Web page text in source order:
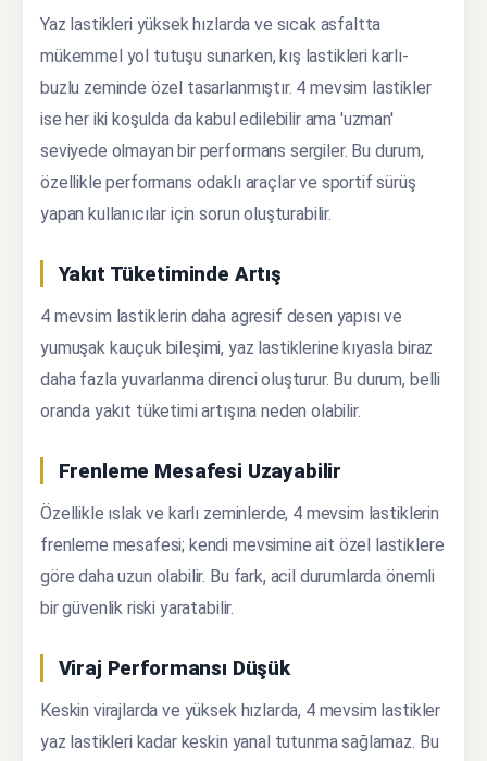
Yaz lastikleri yüksek hızlarda ve sıcak asfaltta
mükemmel yol tutuşu sunarken, kış lastikleri karlı-
buzlu zeminde özel tasarlanmıştır. 4 mevsim lastikler
ise her iki koşulda da kabul edilebilir ama 'uzman'
seviyede olmayan bir performans sergiler. Bu durum,
özellikle performans odaklı araçlar ve sportif sürüş
yapan kullanıcılar için sorun oluşturabilir.
Yakıt Tüketiminde Artış
4 mevsim lastiklerin daha agresif desen yapısı ve
yumuşak kauçuk bileşimi, yaz lastiklerine kıyasla biraz
daha fazla yuvarlanma direnci oluşturur. Bu durum, belli
oranda yakıt tüketimi artışına neden olabilir.
Frenleme Mesafesi Uzayabilir
Özellikle ıslak ve karlı zeminlerde, 4 mevsim lastiklerin
frenleme mesafesi; kendi mevsimine ait özel lastiklere
göre daha uzun olabilir. Bu fark, acil durumlarda önemli
bir güvenlik riski yaratabilir.
Viraj Performansı Düşük
Keskin virajlarda ve yüksek hızlarda, 4 mevsim lastikler
yaz lastikleri kadar keskin yanal tutunma sağlamaz. Bu